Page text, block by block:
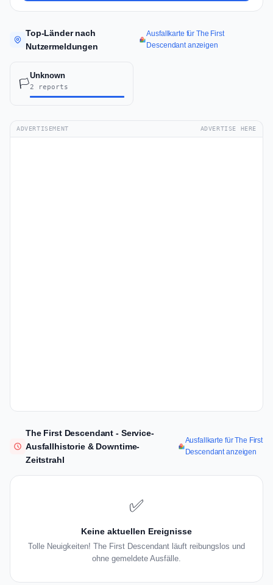
Top-Länder nach
Nutzermeldungen
Ausfallkarte für The First
Descendant anzeigen
🏳️
Unknown
2 reports
ADVERTISEMENT ADVERTISE HERE
The First Descendant - Service-
Ausfallhistorie & Downtime-
Zeitstrahl
Ausfallkarte für The First
Descendant anzeigen
✅
Keine aktuellen Ereignisse
Tolle Neuigkeiten! The First Descendant läuft reibungslos und
ohne gemeldete Ausfälle.